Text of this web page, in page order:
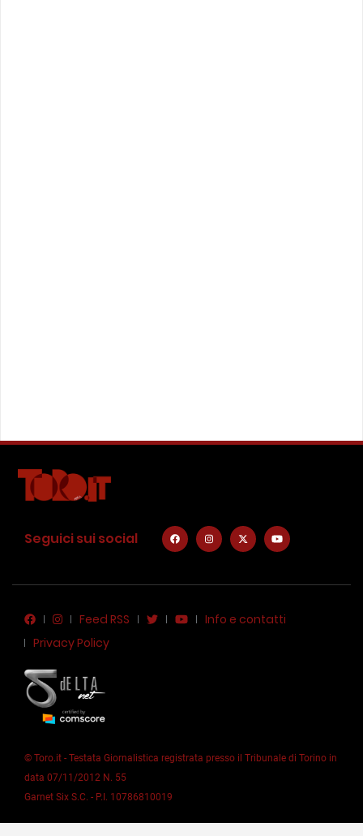
Seguici sui social
Feed RSS
Info e contatti
Privacy Policy
© Toro.it - Testata Giornalistica registrata presso il Tribunale di Torino in
data 07/11/2012 N. 55
Garnet Six S.C. - P.I. 10786810019